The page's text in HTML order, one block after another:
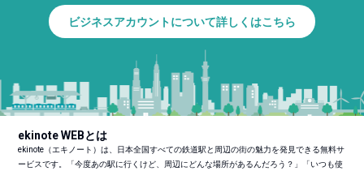
ビジネスアカウントについて詳しくはこちら
ekinote WEBとは
ekinote（エキノート）は、日本全国すべての鉄道駅と周辺の街の魅力を発見できる無料サ
ービスです。「今度あの駅に行くけど、周辺にどんな場所があるんだろう？」「いつも使